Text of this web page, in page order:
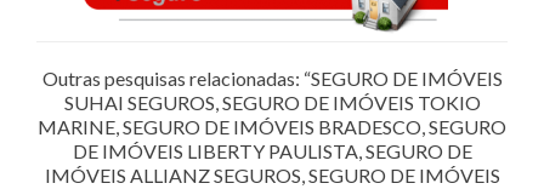
Outras pesquisas relacionadas: “SEGURO DE IMÓVEIS
SUHAI SEGUROS, SEGURO DE IMÓVEIS TOKIO
MARINE, SEGURO DE IMÓVEIS BRADESCO, SEGURO
DE IMÓVEIS LIBERTY PAULISTA, SEGURO DE
IMÓVEIS ALLIANZ SEGUROS, SEGURO DE IMÓVEIS